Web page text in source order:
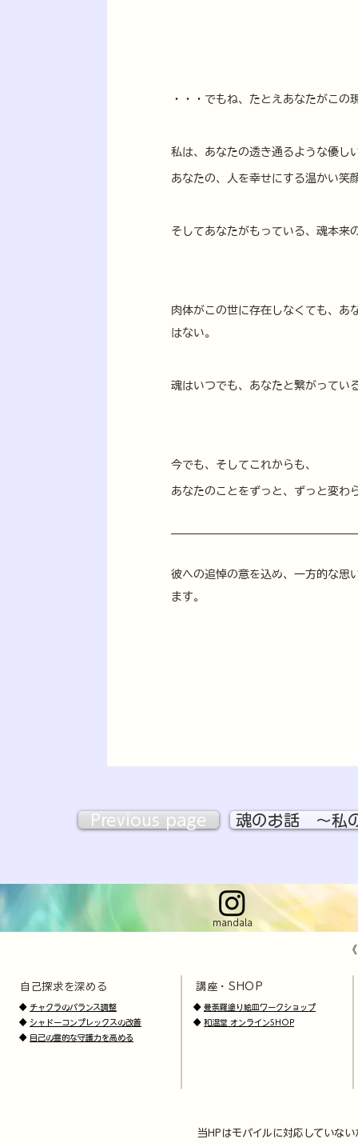
・・・でもね、たとえあなたがこ
私は、あなたの透き通るような優し
あなたの、人を幸せにする温かい笑
そしてあなたがもっている、魂本来
肉体がこの世に存在しなくても、あ
はない。
魂はいつでも、あなたと繋がってい
今でも、そしてこれからも、
あなたのことをずっと、ずっと変わ
彼への追悼の意を込め、一方的な思
ます。
Previous page 魂のお話 ～私
mandala
自己探求を深める 講座・SHOP
◆ チャクラのバランス調整
◆ シャドーコンプレックスの改善
◆ 自己の霊的な守護力を高める
◆ 曼荼羅塗り絵皿ワークショップ
◆ 和温堂 オンラインSHOP
当HPはモバイルに対応していな